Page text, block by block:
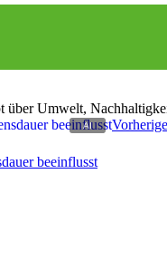
Umwelt,
beeinflusst